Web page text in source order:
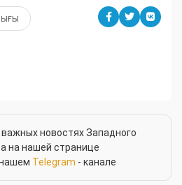
новостях Западного
на нашей странице
Telegram - канале